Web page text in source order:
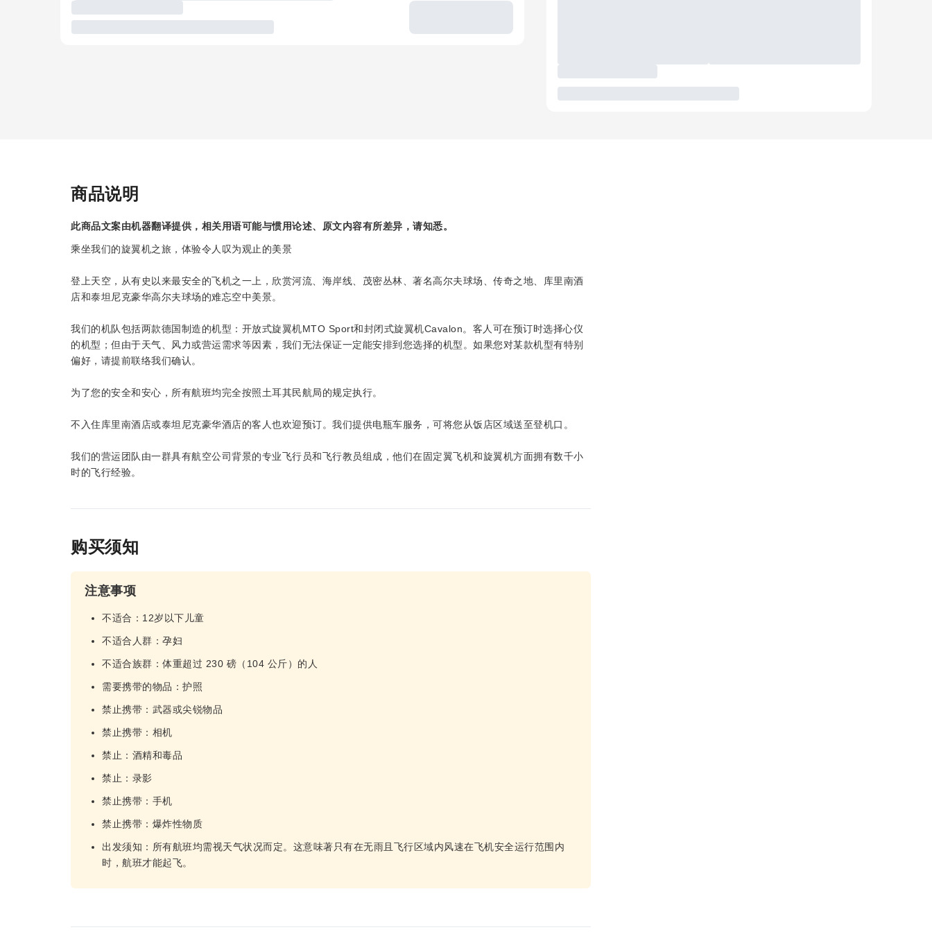
商品说明
此商品文案由机器翻译提供，相关用语可能与惯用论述、原文内容有所差异，请知悉。
乘坐我们的旋翼机之旅，体验令人叹为观止的美景
登上天空，从有史以来最安全的飞机之一上，欣赏河流、海岸线、茂密丛林、著名高尔夫球场、传奇之地、库里南酒
店和泰坦尼克豪华高尔夫球场的难忘空中美景。
我们的机队包括两款德国制造的机型：开放式旋翼机MTO Sport和封闭式旋翼机Cavalon。客人可在预订时选择心仪
的机型；但由于天气、风力或营运需求等因素，我们无法保证一定能安排到您选择的机型。如果您对某款机型有特别
偏好，请提前联络我们确认。
为了您的安全和安心，所有航班均完全按照土耳其民航局的规定执行。
不入住库里南酒店或泰坦尼克豪华酒店的客人也欢迎预订。我们提供电瓶车服务，可将您从饭店区域送至登机口。
我们的营运团队由一群具有航空公司背景的专业飞行员和飞行教员组成，他们在固定翼飞机和旋翼机方面拥有数千小
时的飞行经验。
购买须知
注意事项
不适合：12岁以下儿童
不适合人群：孕妇
不适合族群：体重超过 230 磅（104 公斤）的人
需要携带的物品：护照
禁止携带：武器或尖锐物品
禁止携带：相机
禁止：酒精和毒品
禁止：录影
禁止携带：手机
禁止携带：爆炸性物质
出发须知：所有航班均需视天气状况而定。这意味著只有在无雨且飞行区域内风速在飞机安全运行范围内
时，航班才能起飞。